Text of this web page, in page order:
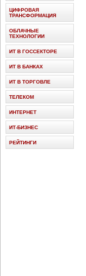
ЦИФРОВАЯ
ТРАНСФОРМАЦИЯ
ОБЛАЧНЫЕ
ТЕХНОЛОГИИ
ИТ В ГОССЕКТОРЕ
ИТ В БАНКАХ
ИТ В ТОРГОВЛЕ
ТЕЛЕКОМ
ИНТЕРНЕТ
ИТ-БИЗНЕС
РЕЙТИНГИ